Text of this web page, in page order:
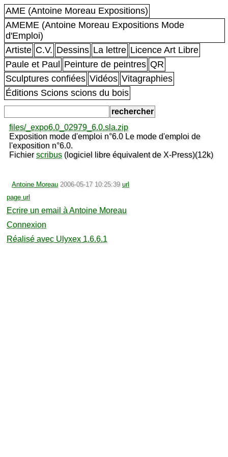
AME (Antoine Moreau Expositions)
AMEME (Antoine Moreau Expositions Mode
d'Emploi)
Artiste C.V. Dessins La lettre Licence Art Libre
Paule et Paul
Peinture de peintres QR
Sculptures confiées Vidéos Vitagraphies
Éditions Scions scions du bois
files/_expo6.0_02979_6.0.sla.zip
Exposition mode d'emploi n°6.0 Le mode d'emploi de
l'exposition n°6.0.
Fichier scribus(logiciel libre équivalent de X-Press)(12k)
Antoine Moreau 2006-05-17 10:25:39 url
page url
Ecrire un email à Antoine Moreau
Connexion
Réalisé avec Ulyxex 1.6.6.1